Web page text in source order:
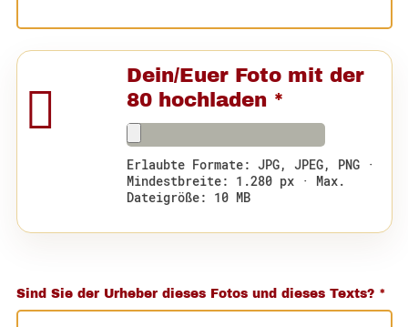
Dein/Euer Foto mit der
80 hochladen*
Erlaubte Formate: JPG, JPEG, PNG ·
Mindestbreite: 1.280 px · Max.
Dateigröße: 10 MB
Sind Sie der Urheber dieses Fotos und dieses Texts? *